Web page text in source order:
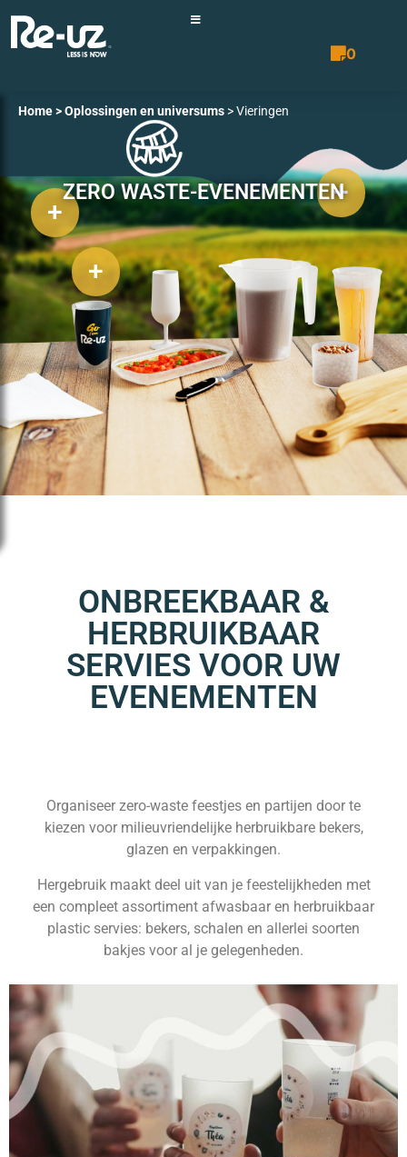
0
Home>Oplossingen en universums > Vieringen
ZERO WASTE-EVENEMENTEN
+
+
+
ONBREEKBAAR &
HERBRUIKBAAR
SERVIES VOOR UW
EVENEMENTEN
Organiseer zero-waste feestjes en partijen door te
kiezen voor milieuvriendelijke herbruikbare bekers,
glazen en verpakkingen.
Hergebruik maakt deel uit van je feestelijkheden met
een compleet assortiment afwasbaar en herbruikbaar
plastic servies: bekers, schalen en allerlei soorten
bakjes voor al je gelegenheden.